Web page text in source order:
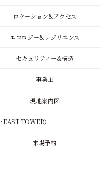
ロケーション&アクセス
エコロジー&レジリエンス
セキュリティー&構造
事業主
現地案内図
・EAST TOWER）
来場予約